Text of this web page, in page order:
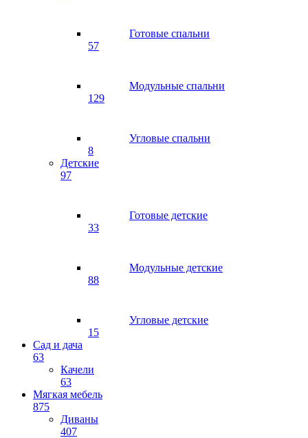
Готовые спальни
57
Модульные спальни
129
Угловые спальни
8
Детские
97
Готовые детские
33
Модульные детские
88
Угловые детские
15
Сад и дача
63
Качели
63
Мягкая мебель
875
Диваны
407